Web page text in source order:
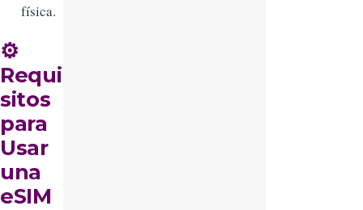
física.
⚙️
Requi
sitos
para
Usar
una
eSIM